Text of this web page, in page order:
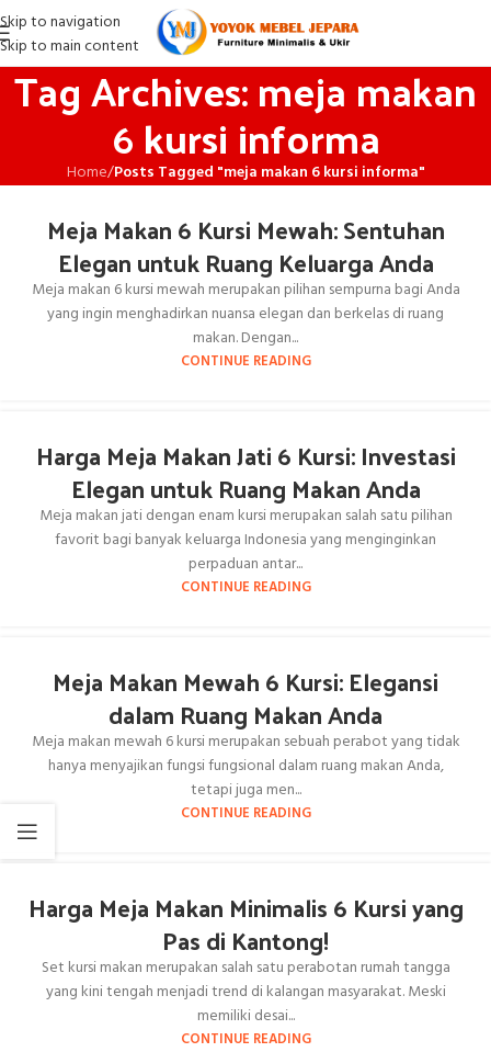
Skip to navigation
Skip to main content
Tag Archives: meja makan
6 kursi informa
Home/Posts Tagged "meja makan 6 kursi informa"
Meja Makan 6 Kursi Mewah: Sentuhan
Elegan untuk Ruang Keluarga Anda
Meja makan 6 kursi mewah merupakan pilihan sempurna bagi Anda
yang ingin menghadirkan nuansa elegan dan berkelas di ruang
makan. Dengan...
CONTINUE READING
Harga Meja Makan Jati 6 Kursi: Investasi
Elegan untuk Ruang Makan Anda
Meja makan jati dengan enam kursi merupakan salah satu pilihan
favorit bagi banyak keluarga Indonesia yang menginginkan
perpaduan antar...
CONTINUE READING
Meja Makan Mewah 6 Kursi: Elegansi
dalam Ruang Makan Anda
Meja makan mewah 6 kursi merupakan sebuah perabot yang tidak
hanya menyajikan fungsi fungsional dalam ruang makan Anda,
tetapi juga men...
CONTINUE READING
Harga Meja Makan Minimalis 6 Kursi yang
Pas di Kantong!
Set kursi makan merupakan salah satu perabotan rumah tangga
yang kini tengah menjadi trend di kalangan masyarakat. Meski
memiliki desai...
CONTINUE READING